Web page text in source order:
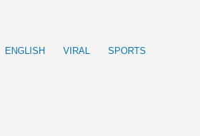
ENGLISH VIRAL SPORTS